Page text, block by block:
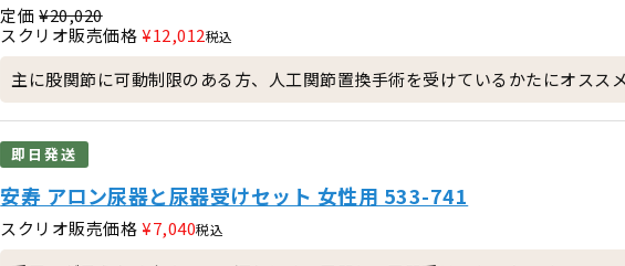
定価 ¥20,020
スクリオ販売価格 ¥12,012税込
主に股関節に可動制限のある方、人工関節置換手術を受けているかたにオスス
即日発送
安寿 アロン尿器と尿器受けセット 女性用 533-741
スクリオ販売価格 ¥7,040税込